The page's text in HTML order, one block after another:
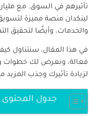
تأثيرهم في السوق. مع
لينكدان منصة مميزة لتسويق
والخدمات، وأيضًا لتحقيق
في هذا المقال، سنتناول
فعالة، ونعرض لك خطوات
لزيادة تأثيرك وجذب المزيد
جدول المحتوى